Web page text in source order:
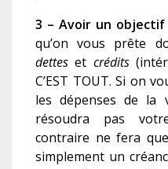
3 – Avoir un
qu’on vous prête
dettes et crédits
C’EST TOUT. Si on
les dépenses de la
résoudra pas
contraire ne fera
simplement un